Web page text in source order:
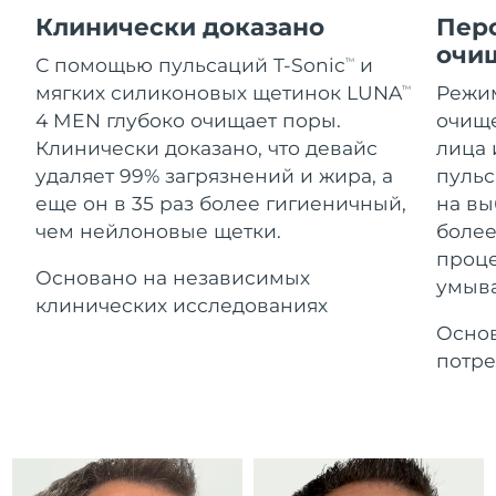
Клинически доказано
С помощью пульсаций T-SonicTM
и
мягких силиконовых щетинок LUNATM
4 MEN глубоко очищает поры.
Клинически доказано, что девайс
удаляет 99% загрязнений и жира, а
еще он в 35 раз более гигиеничный,
чем нейлоновые щетки.
Основано на независимых
клинических исследованиях
лица
на
18% PAP
Косметика Для мужчин
Купить
ПОДРОБНЕЕ
Гибралтар
Ожидаемая дата доставки
12/8/26
Греция
8/8/26
Гонконг (САР)
Ожидаемая дата доставки
Венгрия
Ожидаемая дата доставки
8/8/26
Исландия
Ожидаемая дата доставки
9/8/26
6/8/26
о-в Мэн
Ожидаемая дата доставки